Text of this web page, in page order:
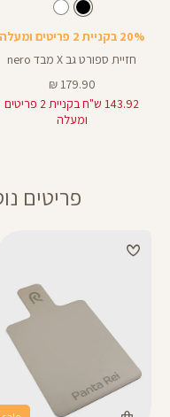
צבע
שחור
20% בקניית 2 פריטים ומעלה
חזיית ספורט גב X מבד nero
מחיר
מוצר
179.90 ₪
143.92 ש"ח בקניית 2 פריטים
ומעלה
פריטים